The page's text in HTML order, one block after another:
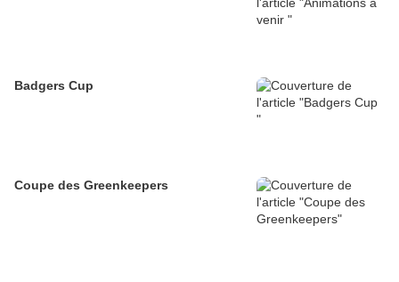
Badgers Cup
Coupe des Greenkeepers